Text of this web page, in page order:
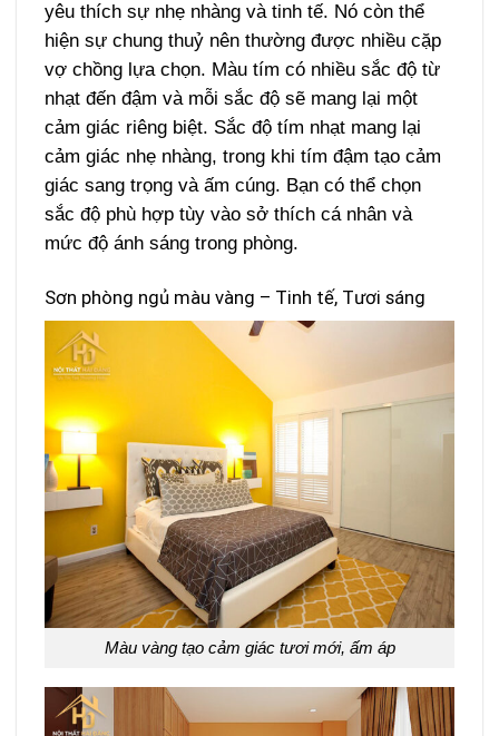
yêu thích sự nhẹ nhàng và tinh tế. Nó còn thể
hiện sự chung thuỷ nên thường được nhiều cặp
vợ chồng lựa chọn. Màu tím có nhiều sắc độ từ
nhạt đến đậm và mỗi sắc độ sẽ mang lại một
cảm giác riêng biệt. Sắc độ tím nhạt mang lại
cảm giác nhẹ nhàng, trong khi tím đậm tạo cảm
giác sang trọng và ấm cúng. Bạn có thể chọn
sắc độ phù hợp tùy vào sở thích cá nhân và
mức độ ánh sáng trong phòng.
Sơn phòng ngủ màu vàng – Tinh tế, Tươi sáng
Màu vàng tạo cảm giác tươi mới, ấm áp